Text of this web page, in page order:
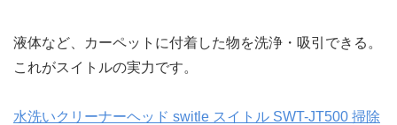
液体など、カーペットに付着した物を洗浄・吸引できる。
これがスイトルの実力です。
水洗いクリーナーヘッド switle スイトル SWT-JT500 掃除